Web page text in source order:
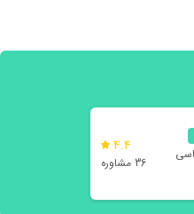
4.4
36 مشاوره